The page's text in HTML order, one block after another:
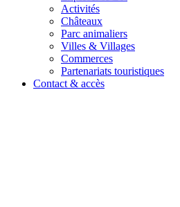
Activités
Châteaux
Parc animaliers
Villes & Villages
Commerces
Partenariats touristiques
Contact & accès